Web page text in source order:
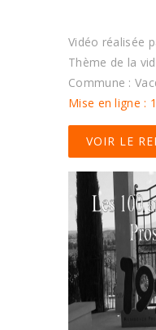
Vidéo réalisée
Thème de la
Commune :
Mise en ligne :
VOIR LE